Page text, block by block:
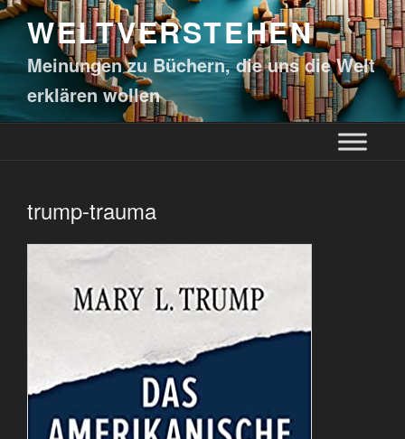
WELTVERSTEHEN
Meinungen zu Büchern, die uns die Welt
erklären wollen
trump-trauma